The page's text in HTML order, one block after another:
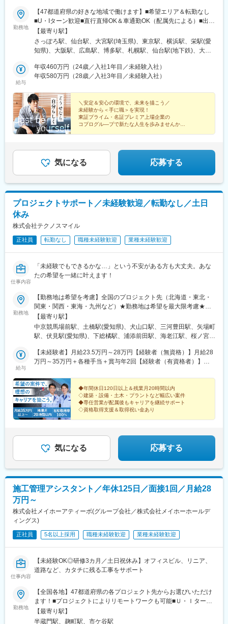
鉄)、鴫野駅、大阪難波駅、大阪上本町駅、新今宮駅、大阪ビジネ
スパーク駅、四ツ橋駅、公園東口駅、本町駅、山陽姫路駅、三宮
駅(神戸市営)、みなと元町駅、鳴尾・武庫川女子大前駅、中山観音
駅、宝塚南口駅、嵐電嵯峨駅、嵯峨嵐山駅、京都河原町駅、丸太
町駅(京都市営)、山科駅、宇治駅(京阪線)、四条駅(京都市営)、八
津京駅、田中口駅、名鉄名古屋駅、久屋大通駅、東別院駅、新豊
橋駅、大曽根駅、大須観音駅、浅間町駅、伊勢市駅、中之郷駅、
松駅、新静岡駅、古庄駅、吉原本町駅、祇園駅(福岡県)、九州鉄道
記念館駅、西鉄福岡駅、香椎駅、西鉄千早駅、二日市駅、呉服町
駅(福岡県)、高見橋駅、鹿児島駅前駅、中洲通駅、熊本駅前駅、人
吉温泉駅、市立体育館前駅、日田市役所前駅、五島町駅、ハウス
テンボス駅、京橋駅(東京都)、御徒町駅、泉岳寺駅、東新宿駅、築
曳舟駅、西日暮里駅(舎人ライナー)、竹橋駅、御成門駅、銀座駅、
横浜駅、馬車道駅、湘南江の島駅、石川町駅、中強羅駅、リゾー
トゲートウェイ・ステーション駅、東海神駅、三俣駅、大阪駅、
谷大前深草駅、三条駅(京都府)、四宮駅、五条駅(京都市営)、畝傍
駅、新王寺駅、錦駅、唐橋前駅、近江神宮前駅、近鉄名古屋駅、
町駅、東静岡駅、ジヤトコ前駅、天神南駅、香椎宮前駅、香椎神
駅(鹿児島県)、二本木口駅、水前寺駅、長崎駅(長崎県)
勤務地
【47都道府県の好きな地域で働けます】■希望エリア＆転勤なし
■U・Iターン歓迎■直行直帰OK＆車通勤OK（配属先による）■出張
のないワークスタイルも実現可能！【拠点所在地】■北海道…札幌
支店■東北…仙台支店（宮城・青森・岩手・秋田・山形・福島）■
関東…大宮営業所（埼玉・栃木・群馬・茨城）、東京支店（東
店（愛知・長野・岐阜・三重・滋賀・静岡・石川・富山・福井・
新潟）■関西…大阪支店（大阪・京都・兵庫・奈良・和歌山）■中
知・愛媛・徳島）■九州・沖縄…福岡支店（福岡・佐賀・長崎・熊
本・大分・宮崎・鹿児島・沖縄）※全国の各エリアに支店を展開し
ています。
【最寄り駅】
さっぽろ駅、仙台駅、大宮駅(埼玉県)、東京駅、横浜駅、栄駅(愛
知県)、大阪駅、広島駅、博多駅、札幌駅、仙台駅(地下鉄)、大手
町駅、祇園駅(福岡県)、大通駅、あおば通駅、三越前駅、新高島
駅、久屋大通駅、大阪梅田駅(阪急線)、猿猴橋町駅、櫛田神社前駅
給与
年収460万円（24歳／入社1年目／未経験入社）
年収580万円（28歳／入社3年目／未経験入社）
＼安定＆安心の環境で、未来を描こう／
未経験から＜手に職＞を実現！
東証プライム・名証プレミア上場企業の
コプログル―プで新たな人生を歩みませんか？
気になる 応募する
プロジェクトサポート／未経験歓迎／転勤なし／土日
休み
株式会社テクノスマイル
正社員 転勤なし 職種未経験歓迎 業種未経験歓迎
仕事内容
「未経験でもできるかな…」という不安がある方も大丈夫。あな
たの希望を一緒に叶えます！
勤務地
【勤務地は希望を考慮】全国のプロジェクト先（北海道・東北・
関東・関西・東海・九州など）★勤務地は希望を最大限考慮★エ
リア限定勤務も可能（経験者対象）★転居を伴う転勤なし（希望
者を除く）★U・Iターン歓迎（赴任費用は会社負担）※配属先は希
望・経験・保有資格・プロジェクト状況を考慮して決定します。
【最寄り駅】
中京競馬場前駅、土橋駅(愛知県)、犬山口駅、三河豊田駅、矢場町
駅、伏見駅(愛知県)、下総橘駅、浦添前田駅、海老江駅、桜ノ宮
町駅、上塩屋駅、大山駅(鹿児島県)、西大垣駅、美濃青柳駅、西岐
阜駅、御代志駅、花畑町駅、原水駅、佐賀駅、入間市駅、君津
駅、赤坂駅(東京都)、西諫早駅、市役所前駅(広島県)、八本松駅、
西条駅(広島県)、播磨横田駅、神戸三宮駅(阪神)、尼崎駅(東海道本
線)、呉服町駅(福岡県)、博多駅、赤坂駅(福岡県)、薬院大通駅、渡
辺通駅、若松駅、黒崎駅、宮崎空港駅(鉄道)、塩崎駅、栄駅(愛知
県)、丸の内駅(愛知県)、野田阪神駅、天満駅、大阪城北詰駅、北
山駅、三田駅(東京都)、西新宿駅、溜池山王駅、中電前駅、三宮駅
(神戸新交通)、祇園駅(福岡県)、天神駅、薬院駅、黒崎駅前駅、大
橋駅、三宮・花時計前駅、千代県庁口駅、櫛田神社前駅、西鉄福
岡駅、西黒崎駅
給与
【未経験者】月給23.5万円～28万円【経験者（無資格）】月給28
万円～35万円＋各種手当＋賞与年2回【経験者（有資格者）】月
格・前職給与などを考慮し決定します。
◆年間休日120日以上＆残業月20時間以内
◇建築・設備・土木・プラントなど幅広い案件
◆専任営業が配属後もキャリアを継続サポート
◇資格取得支援＆取得祝い金あり
気になる 応募する
施工管理アシスタント／年休125日／面接1回／月給28
万円～
株式会社メイホーアティーボ(グループ会社／株式会社メイホーホールデ
ィングス)
正社員 5名以上採用 職種未経験歓迎 業種未経験歓迎
仕事内容
【未経験OK◎研修3カ月／土日祝休み】オフィスビル、リニア、
道路など、カタチに残る工事をサポート
勤務地
【全国各地】47都道府県の各プロジェクト先からお選びいただけ
ます！■プロジェクトによりリモートワークも可能■Ｕ・Ｉターン
歓迎！■寮・社宅補助／引越費用補助／住宅手当あり／マイカー通
勤OK「地元で働きたい」「海の近くで働きたい」といった希望を
【最寄り駅】
半蔵門駅、麹町駅、市ケ谷駅